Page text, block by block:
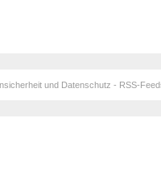
und Datenschutz - RSS-